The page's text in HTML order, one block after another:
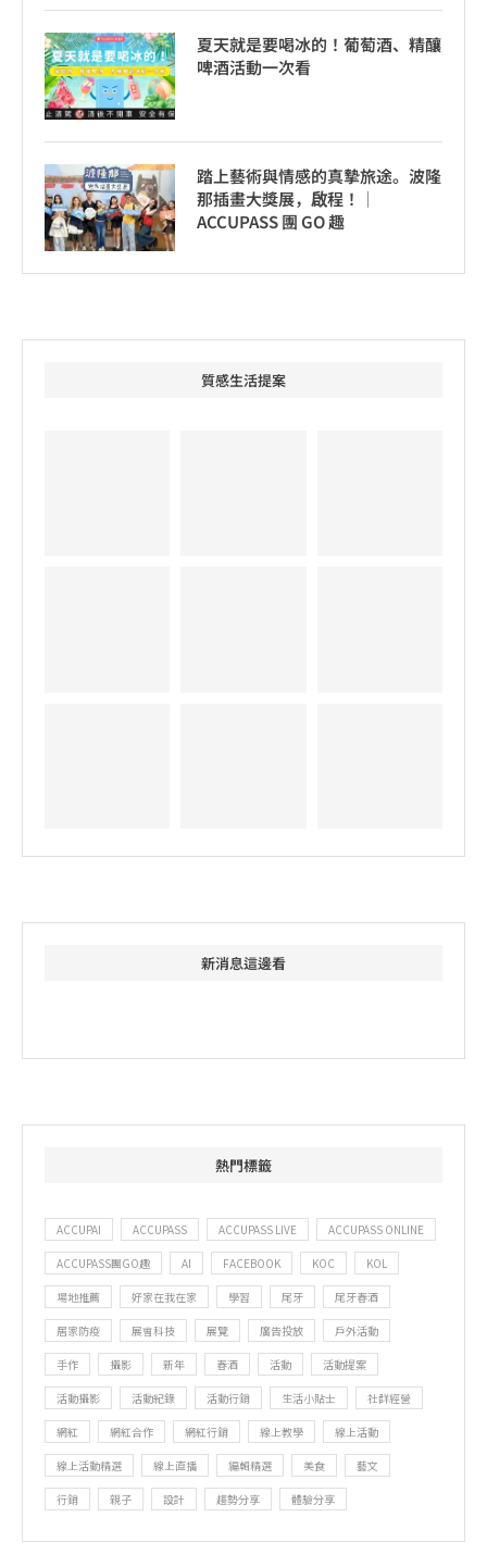
夏天就是要喝冰的！葡萄酒、精釀
啤酒活動一次看
踏上藝術與情感的真摯旅途。波隆
那插畫大獎展，啟程！│
ACCUPASS 團 GO 趣
質感生活提案
新消息這邊看
熱門標籤
ACCUPAI ACCUPASS ACCUPASS LIVE ACCUPASS ONLINE
ACCUPASS團GO趣 AI FACEBOOK KOC KOL
場地推薦 好家在我在家 學習 尾牙 尾牙春酒
居家防疫 展會科技 展覽 廣告投放 戶外活動
手作 攝影 新年 春酒 活動 活動提案
活動攝影 活動紀錄 活動行銷 生活小貼士 社群經營
網紅 網紅合作 網紅行銷 線上教學 線上活動
線上活動精選 線上直播 編輯精選 美食 藝文
行銷 親子 設計 趨勢分享 體驗分享